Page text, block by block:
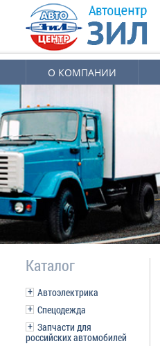
О КОМПАНИИ
Каталог
Автоэлектрика
Спецодежда
Запчасти для
российских автомобилей